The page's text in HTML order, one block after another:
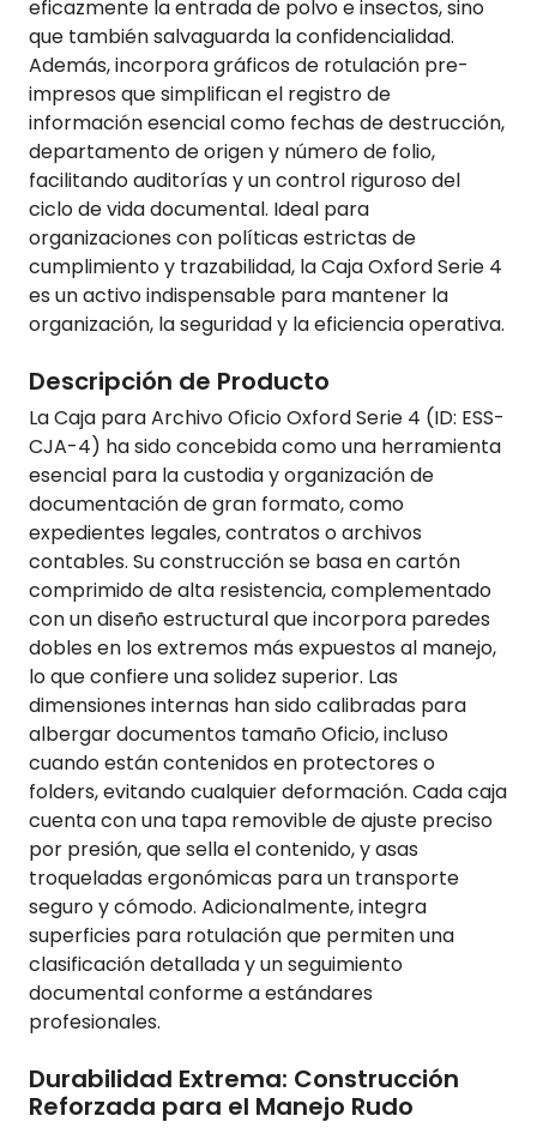
eficazmente la entrada de polvo e insectos, sino
que también salvaguarda la confidencialidad.
Además, incorpora gráficos de rotulación pre-
impresos que simplifican el registro de
información esencial como fechas de destrucción,
departamento de origen y número de folio,
facilitando auditorías y un control riguroso del
ciclo de vida documental. Ideal para
organizaciones con políticas estrictas de
cumplimiento y trazabilidad, la Caja Oxford Serie 4
es un activo indispensable para mantener la
organización, la seguridad y la eficiencia operativa.
Descripción de Producto
La Caja para Archivo Oficio Oxford Serie 4 (ID: ESS-
CJA-4) ha sido concebida como una herramienta
esencial para la custodia y organización de
documentación de gran formato, como
expedientes legales, contratos o archivos
contables. Su construcción se basa en cartón
comprimido de alta resistencia, complementado
con un diseño estructural que incorpora paredes
dobles en los extremos más expuestos al manejo,
lo que confiere una solidez superior. Las
dimensiones internas han sido calibradas para
albergar documentos tamaño Oficio, incluso
cuando están contenidos en protectores o
folders, evitando cualquier deformación. Cada caja
cuenta con una tapa removible de ajuste preciso
por presión, que sella el contenido, y asas
troqueladas ergonómicas para un transporte
seguro y cómodo. Adicionalmente, integra
superficies para rotulación que permiten una
clasificación detallada y un seguimiento
documental conforme a estándares
profesionales.
Durabilidad Extrema: Construcción
Reforzada para el Manejo Rudo